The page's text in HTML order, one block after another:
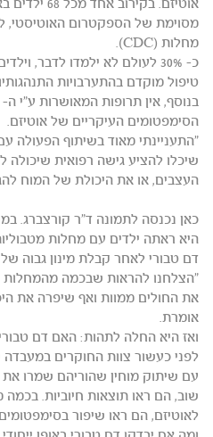
אוטיזם.
מסוימת של הספקטרום האוטיסטי,
מחלות (CDC).
כ- 30% לעולם לא ילמדו לדבר,
טיפול מוקדם בהתערבויות
הסימפטומים העיקריים של אוטיזם.
"התעניינתי מאוד בשיתוף הפעולה
שיכלו להציע גישה רפואית
העצבים, או את היכולת של המוח
כאן נכנסה לתמונה ד"ר קורצברג.
היא ראתה ילדים עם מחלות
דם טבורי לאחר קבלת מינון גבוה
"הצלחנו להראות שבכמה מהמחלות
את החולים ממוות ואף שיפרה את
אומרת.
ואז היא החלה לתהות: האם דם טבורי
לפני כעשור צוות החוקרים
עם שיתוק מוחין שהוריהם שמרו
שוב, הם ראו תוצאות חיוביות. בכמה
לאוטיזם, הם ראו שיפור